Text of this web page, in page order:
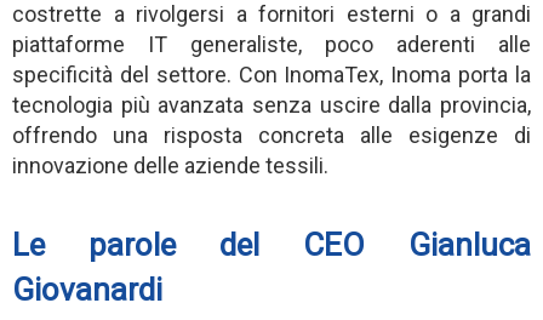
costrette a rivolgersi a fornitori esterni o a grandi
piattaforme IT generaliste, poco aderenti alle
specificità del settore. Con InomaTex, Inoma porta la
tecnologia più avanzata senza uscire dalla provincia,
offrendo una risposta concreta alle esigenze di
innovazione delle aziende tessili.
Le parole del CEO Gianluca
Giovanardi